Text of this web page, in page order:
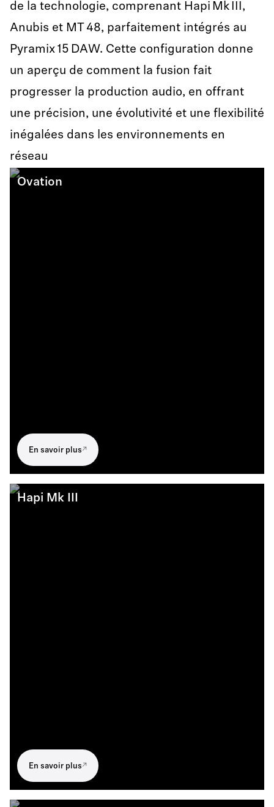
de la technologie, comprenant Hapi Mk III,
Anubis et MT 48, parfaitement intégrés au
Pyramix 15 DAW. Cette configuration donne
un aperçu de comment la fusion fait
progresser la production audio, en offrant
une précision, une évolutivité et une flexibilité
inégalées dans les environnements en
réseau
Ovation
En savoir plus
Hapi Mk III
En savoir plus